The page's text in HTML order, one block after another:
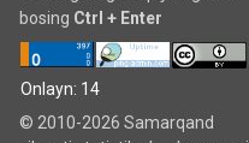
bosing Ctrl + Enter
Onlayn: 14
© 2010-2026 Samarqand